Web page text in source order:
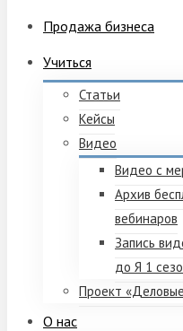
Продажа бизнеса
Учиться
Статьи
Кейсы
Видео
Видео с
Архив
вебинаров
Запись
до Я 1
Проект
О нас